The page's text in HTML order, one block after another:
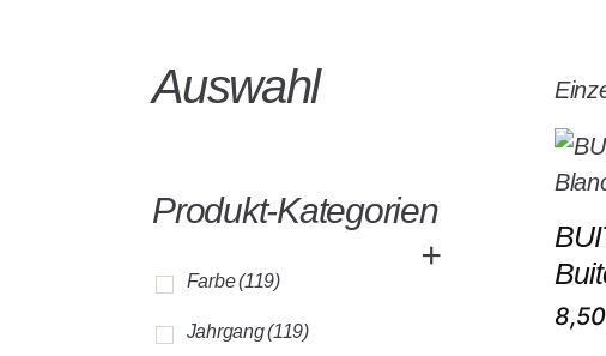
Auswahl
Produkt-Kategorien
+
Farbe(119)
Jahrgang(119)
8,50